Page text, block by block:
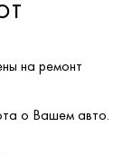
на ремонт
о Вашем авто.